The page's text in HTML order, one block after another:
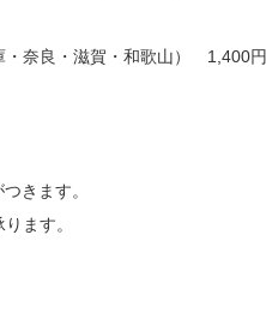
・奈良・滋賀・和歌山） 1,400円
きます。
ます。